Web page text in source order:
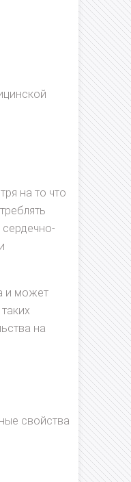
на то что
и может
на
свойства